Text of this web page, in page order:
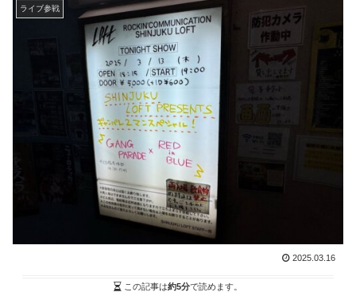
ライブ参戦
2025.03.16
この記事は約5分で読めます。